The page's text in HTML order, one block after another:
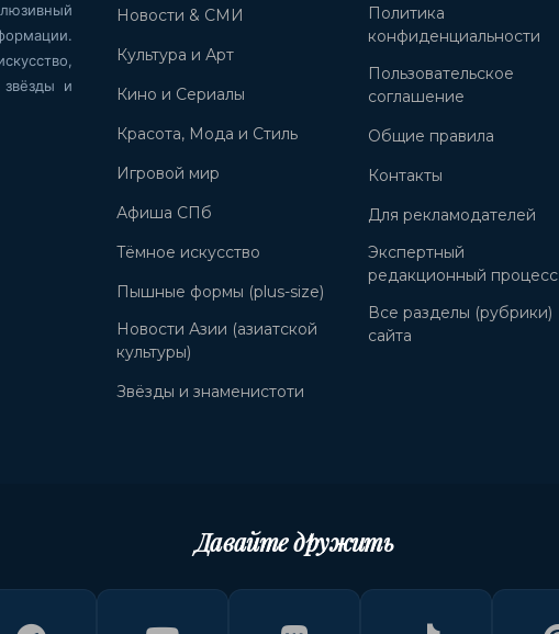
и
Новости & СМИ
Культура и Арт
Кино и Сериалы
Красота, Мода и Стиль
Игровой мир
Афиша СПб
Тёмное искусство
Пышные формы (plus-size)
Новости Азии (азиатской
культуры)
Звёзды и знаменистоти
Политика
конфиденциальности
Пользовательское
соглашение
Общие правила
Контакты
Для рекламодателей
Экспертный
редакционный процесс
Все разделы (рубрики)
сайта
Давайте дружить